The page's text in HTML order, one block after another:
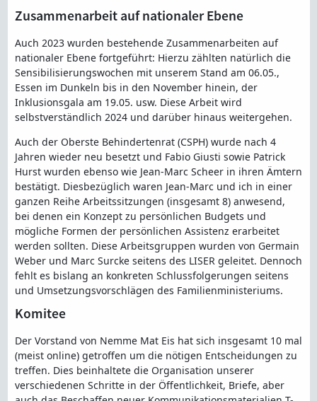
Zusammenarbeit auf nationaler Ebene
Auch 2023 wurden bestehende Zusammenarbeiten auf
nationaler Ebene fortgeführt: Hierzu zählten natürlich die
Sensibilisierungswochen mit unserem Stand am 06.05.,
Essen im Dunkeln bis in den November hinein, der
Inklusionsgala am 19.05. usw. Diese Arbeit wird
selbstverständlich 2024 und darüber hinaus weitergehen.
Auch der Oberste Behindertenrat (CSPH) wurde nach 4
Jahren wieder neu besetzt und Fabio Giusti sowie Patrick
Hurst wurden ebenso wie Jean-Marc Scheer in ihren Ämtern
bestätigt. Diesbezüglich waren Jean-Marc und ich in einer
ganzen Reihe Arbeitssitzungen (insgesamt 8) anwesend,
bei denen ein Konzept zu persönlichen Budgets und
mögliche Formen der persönlichen Assistenz erarbeitet
werden sollten. Diese Arbeitsgruppen wurden von Germain
Weber und Marc Surcke seitens des LISER geleitet. Dennoch
fehlt es bislang an konkreten Schlussfolgerungen seitens
und Umsetzungsvorschlägen des Familienministeriums.
Komitee
Der Vorstand von Nemme Mat Eis hat sich insgesamt 10 mal
(meist online) getroffen um die nötigen Entscheidungen zu
treffen. Dies beinhaltete die Organisation unserer
verschiedenen Schritte in der Öffentlichkeit, Briefe, aber